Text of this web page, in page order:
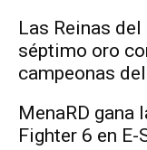
Las Reinas
séptimo oro
campeonas
MenaRD gana
Fighter 6 en E-